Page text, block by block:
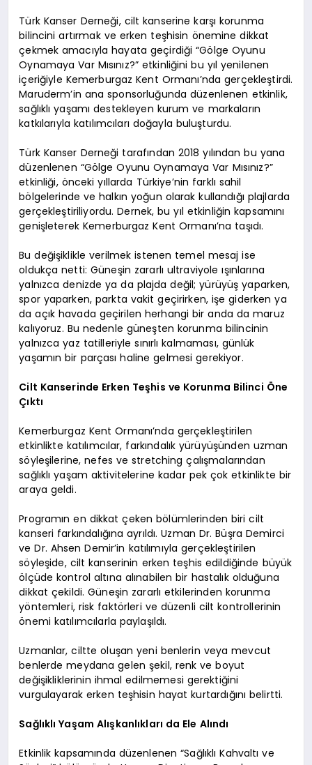
Türk Kanser Derneği, cilt kanserine karşı korunma
bilincini artırmak ve erken teşhisin önemine dikkat
çekmek amacıyla hayata geçirdiği “Gölge Oyunu
Oynamaya Var Mısınız?” etkinliğini bu yıl yenilenen
içeriğiyle Kemerburgaz Kent Ormanı’nda gerçekleştirdi.
Maruderm’in ana sponsorluğunda düzenlenen etkinlik,
sağlıklı yaşamı destekleyen kurum ve markaların
katkılarıyla katılımcıları doğayla buluşturdu.
Türk Kanser Derneği tarafından 2018 yılından bu yana
düzenlenen “Gölge Oyunu Oynamaya Var Mısınız?”
etkinliği, önceki yıllarda Türkiye’nin farklı sahil
bölgelerinde ve halkın yoğun olarak kullandığı plajlarda
gerçekleştiriliyordu. Dernek, bu yıl etkinliğin kapsamını
genişleterek Kemerburgaz Kent Ormanı’na taşıdı.
Bu değişiklikle verilmek istenen temel mesaj ise
oldukça netti: Güneşin zararlı ultraviyole ışınlarına
yalnızca denizde ya da plajda değil; yürüyüş yaparken,
spor yaparken, parkta vakit geçirirken, işe giderken ya
da açık havada geçirilen herhangi bir anda da maruz
kalıyoruz. Bu nedenle güneşten korunma bilincinin
yalnızca yaz tatilleriyle sınırlı kalmaması, günlük
yaşamın bir parçası haline gelmesi gerekiyor.
Cilt Kanserinde Erken Teşhis ve Korunma Bilinci Öne
Çıktı
Kemerburgaz Kent Ormanı’nda gerçekleştirilen
etkinlikte katılımcılar, farkındalık yürüyüşünden uzman
söyleşilerine, nefes ve stretching çalışmalarından
sağlıklı yaşam aktivitelerine kadar pek çok etkinlikte bir
araya geldi.
Programın en dikkat çeken bölümlerinden biri cilt
kanseri farkındalığına ayrıldı. Uzman Dr. Büşra Demirci
ve Dr. Ahsen Demir’in katılımıyla gerçekleştirilen
söyleşide, cilt kanserinin erken teşhis edildiğinde büyük
ölçüde kontrol altına alınabilen bir hastalık olduğuna
dikkat çekildi. Güneşin zararlı etkilerinden korunma
yöntemleri, risk faktörleri ve düzenli cilt kontrollerinin
önemi katılımcılarla paylaşıldı.
Uzmanlar, ciltte oluşan yeni benlerin veya mevcut
benlerde meydana gelen şekil, renk ve boyut
değişikliklerinin ihmal edilmemesi gerektiğini
vurgulayarak erken teşhisin hayat kurtardığını belirtti.
Sağlıklı Yaşam Alışkanlıkları da Ele Alındı
Etkinlik kapsamında düzenlenen “Sağlıklı Kahvaltı ve